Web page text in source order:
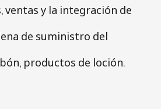
ventas y la integración de
de suministro del
productos de loción.